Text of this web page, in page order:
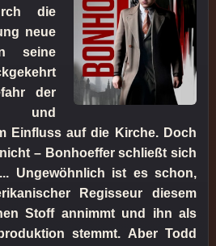
die
neue
seine
der
und
Einfluss auf die Kirche. Doch
– Bonhoeffer schließt sich
Ungewöhnlich ist es schon,
Regisseur diesem
Stoff annimmt und ihn als
stemmt. Aber Todd